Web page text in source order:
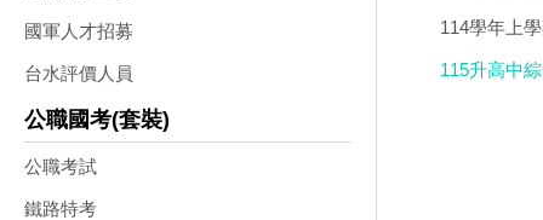
國軍人才招募
台水評價人員
公職國考(套裝)
公職考試
鐵路特考
114學年上
115升高中